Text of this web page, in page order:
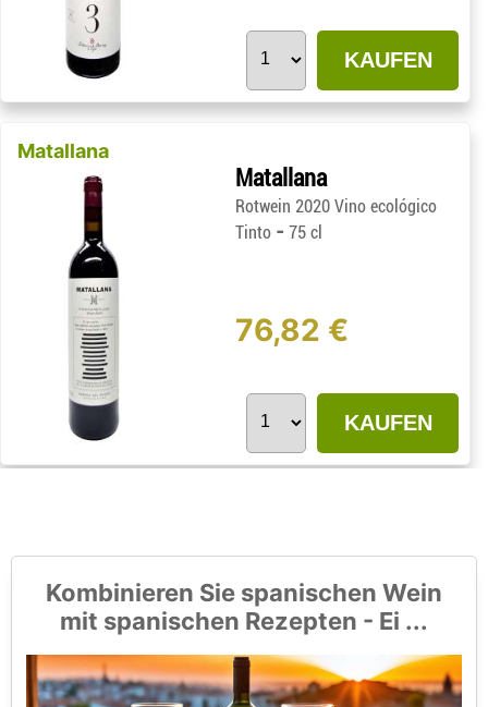
KAUFEN
Matallana
Matallana
Rotwein 2020 Vino ecológico
Tinto -75 cl
76,82 €
KAUFEN
Kombinieren Sie spanischen Wein
mit spanischen Rezepten - Ei ...